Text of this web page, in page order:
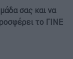
σας και να
το ΓΙΝΕ